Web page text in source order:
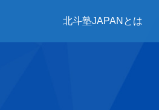
北斗塾JAPANとは